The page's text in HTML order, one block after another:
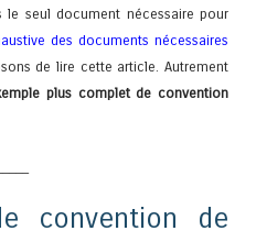
le seul document nécessaire pour
des documents nécessaires
de lire cette article. Autrement
plus complet de convention
convention de